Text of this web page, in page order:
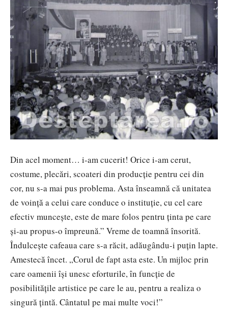
Din acel moment… i-am cucerit! Orice i-am cerut,
costume, plecări, scoateri din producție pentru cei din
cor, nu s-a mai pus problema. Asta înseamnă că unitatea
de voință a celui care conduce o instituție, cu cel care
efectiv muncește, este de mare folos pentru ținta pe care
și-au propus-o împreună.” Vreme de toamnă însorită.
Îndulcește cafeaua care s-a răcit, adăugându-i puțin lapte.
Amestecă încet. „Corul de fapt asta este. Un mijloc prin
care oamenii își unesc eforturile, în funcție de
posibilitățile artistice pe care le au, pentru a realiza o
singură țintă. Cântatul pe mai multe voci!”